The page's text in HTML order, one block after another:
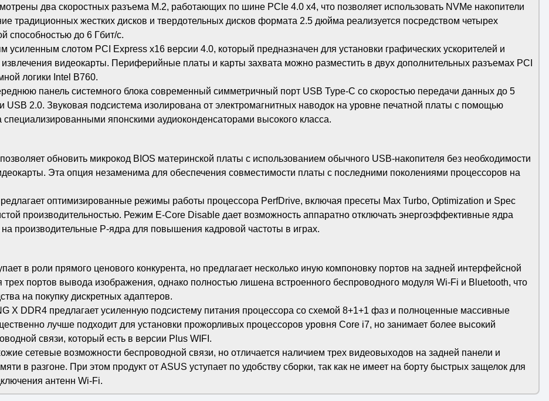
два скоростных разъема M.2, работающих по шине PCIe 4.0 x4, что позволяет использовать NVMe накопители
традиционных жестких дисков и твердотельных дисков формата 2.5 дюйма реализуется посредством четырех
способностью до 6 Гбит/с.
слотом PCI Express x16 версии 4.0, который предназначен для установки графических ускорителей и
видеокарты. Периферийные платы и карты захвата можно разместить в двух дополнительных разъемах PCI
логики Intel B760.
панель системного блока современный симметричный порт USB Type-C со скоростью передачи данных до 5
USB 2.0. Звуковая подсистема изолирована от электромагнитных наводок на уровне печатной платы с помощью
японскими аудиоконденсаторами высокого класса.
обновить микрокод BIOS материнской платы с использованием обычного USB-накопителя без необходимости
Эта опция незаменима для обеспечения совместимости платы с последними поколениями процессоров на
оптимизированные режимы работы процессора PerfDrive, включая пресеты Max Turbo, Optimization и Spec
производительностью. Режим E-Core Disable дает возможность аппаратно отключать энергоэффективные ядра
производительные P-ядра для повышения кадровой частоты в играх.
в роли прямого ценового конкурента, но предлагает несколько иную компоновку портов на задней интерфейсной
портов вывода изображения, однако полностью лишена встроенного беспроводного модуля Wi-Fi и Bluetooth, что
на покупку дискретных адаптеров.
X DDR4 предлагает усиленную подсистему питания процессора со схемой 8+1+1 фаз и полноценные массивные
лучше подходит для установки прожорливых процессоров уровня Core i7, но занимает более высокий
связи, который есть в версии Plus WIFI.
сетевые возможности беспроводной связи, но отличается наличием трех видеовыходов на задней панели и
в разгоне. При этом продукт от ASUS уступает по удобству сборки, так как не имеет на борту быстрых защелок для
антенн Wi-Fi.